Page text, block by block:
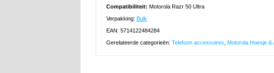
Compatibiliteit: Motorola Razr 50 Ultra
Verpakking: Bulk
EAN: 5714122484284
Gerelateerde categorieën: Telefoon accessoires Motorola Hoesje &